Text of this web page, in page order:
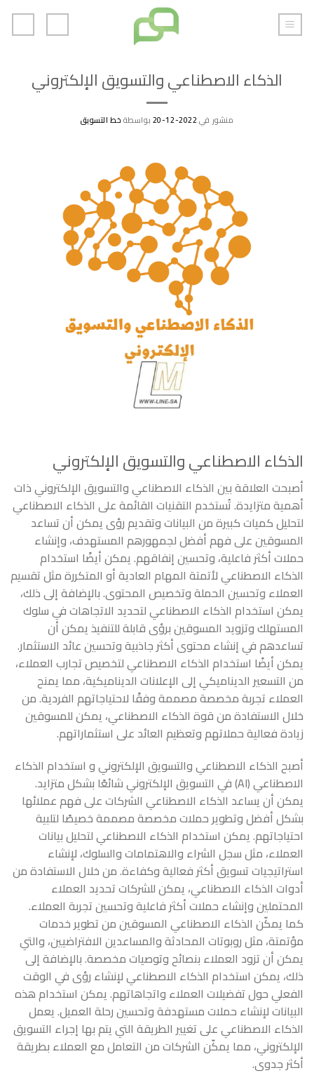
تخطي
للمحتوى
الذكاء الاصطناعي والتسويق الإلكتروني
منشور في2022-12-20 بواسطةخط التسويق
الذكاء الاصطناعي والتسويق الإلكتروني
أصبحت العلاقة بين الذكاء الاصطناعي والتسويق الإلكتروني ذات
أهمية متزايدة. تُستخدم التقنيات القائمة على الذكاء الاصطناعي
لتحليل كميات كبيرة من البيانات وتقديم رؤى يمكن أن تساعد
المسوقين على فهم أفضل لجمهورهم المستهدف، وإنشاء
حملات أكثر فاعلية، وتحسين إنفاقهم. يمكن أيضًا استخدام
الذكاء الاصطناعي لأتمتة المهام العادية أو المتكررة مثل تقسيم
العملاء وتحسين الحملة وتخصيص المحتوى. بالإضافة إلى ذلك،
يمكن استخدام الذكاء الاصطناعي لتحديد الاتجاهات في سلوك
المستهلك وتزويد المسوقين برؤى قابلة للتنفيذ يمكن أن
تساعدهم في إنشاء محتوى أكثر جاذبية وتحسين عائد الاستثمار.
يمكن أيضًا استخدام الذكاء الاصطناعي لتخصيص تجارب العملاء،
من التسعير الديناميكي إلى الإعلانات الديناميكية، مما يمنح
العملاء تجربة مخصصة مصممة وفقًا لاحتياجاتهم الفردية. من
خلال الاستفادة من قوة الذكاء الاصطناعي، يمكن للمسوقين
زيادة فعالية حملاتهم وتعظيم العائد على استثماراتهم.
أصبح الذكاء الاصطناعي والتسويق الإلكتروني و استخدام الذكاء
الاصطناعي (AI) في التسويق الإلكتروني شائعًا بشكل متزايد.
يمكن أن يساعد الذكاء الاصطناعي الشركات على فهم عملائها
بشكل أفضل وتطوير حملات مخصصة مصممة خصيصًا لتلبية
احتياجاتهم. يمكن استخدام الذكاء الاصطناعي لتحليل بيانات
العملاء، مثل سجل الشراء والاهتمامات والسلوك، لإنشاء
استراتيجيات تسويق أكثر فعالية وكفاءة. من خلال الاستفادة من
أدوات الذكاء الاصطناعي، يمكن للشركات تحديد العملاء
المحتملين وإنشاء حملات أكثر فاعلية وتحسين تجربة العملاء.
كما يمكّن الذكاء الاصطناعي المسوقين من تطوير خدمات
مؤتمتة، مثل روبوتات المحادثة والمساعدين الافتراضيين، والتي
يمكن أن تزود العملاء بنصائح وتوصيات مخصصة. بالإضافة إلى
ذلك، يمكن استخدام الذكاء الاصطناعي لإنشاء رؤى في الوقت
الفعلي حول تفضيلات العملاء واتجاهاتهم. يمكن استخدام هذه
البيانات لإنشاء حملات مستهدفة وتحسين رحلة العميل. يعمل
الذكاء الاصطناعي على تغيير الطريقة التي يتم بها إجراء التسويق
الإلكتروني، مما يمكّن الشركات من التعامل مع العملاء بطريقة
أكثر جدوى.